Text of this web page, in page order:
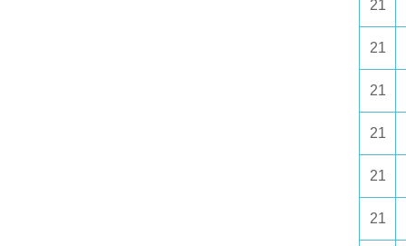
21
21
21
21
21
21